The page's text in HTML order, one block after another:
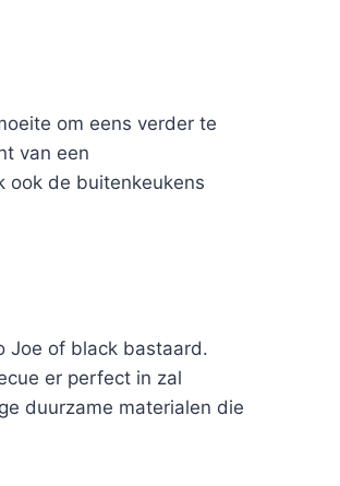
om eens verder te
van een
ook de buitenkeukens
Joe of black bastaard.
er perfect in zal
duurzame materialen die